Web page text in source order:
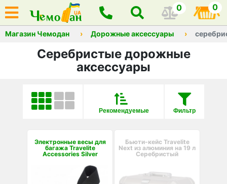
0 0
Магазин Чемодан Дорожные аксессуары
Серебристые дорожные
аксессуары
Фильтр
Рекомендуемые
Электронные весы для
багажа Travelite
Accessories Silver
Бьюти-кейс Travelite
Next из алюминия на 19 л
Серебристый